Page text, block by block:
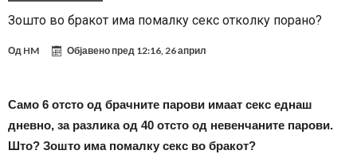
Зошто во бракот има помалку секс отколку порано?
Од HM Објавено пред 12:16, 26 април
Само 6 отсто од брачните парови имаат секс еднаш
дневно, за разлика од 40 отсто од невенчаните парови.
Што? Зошто има помалку секс во бракот?